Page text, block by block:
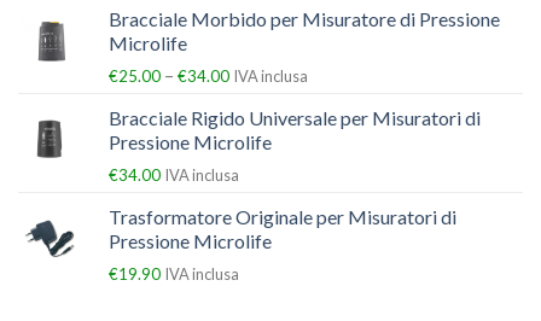
Bracciale Morbido per Misuratore di Pressione
Microlife
€25.00 – €34.00 IVA inclusa
Bracciale Rigido Universale per Misuratori di
Pressione Microlife
€34.00 IVA inclusa
Trasformatore Originale per Misuratori di
Pressione Microlife
€19.90 IVA inclusa